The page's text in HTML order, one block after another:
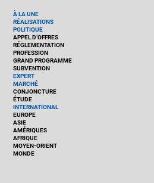
À LA UNE
RÉALISATIONS
POLITIQUE
APPEL D’OFFRES
RÉGLEMENTATION
PROFESSION
GRAND PROGRAMME
SUBVENTION
EXPERT
MARCHÉ
CONJONCTURE
ÉTUDE
INTERNATIONAL
EUROPE
ASIE
AMÉRIQUES
AFRIQUE
MOYEN-ORIENT
MONDE